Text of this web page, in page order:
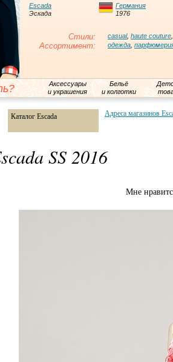
Escada
Эскада
Германия
1976
Стили: casual, haute couture
Ассортимент: одежда
Аксессуары
и украшения
Бельё
и колготки
Каталог Escada Адреса магазинов
SS 2016
Мне